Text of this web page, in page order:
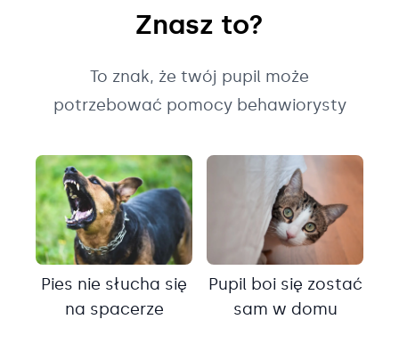
Znasz to?
To znak, że twój pupil może
potrzebować pomocy behawiorysty
Pies nie słucha się
na spacerze
Pupil boi się zostać
sam w domu